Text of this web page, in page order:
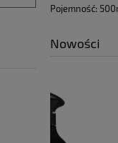
Pojemność:
Nowości